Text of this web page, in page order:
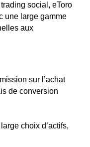
social, eToro
une large gamme
aux
sur l’achat
de conversion
choix d’actifs,